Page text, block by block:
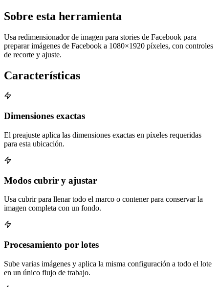
Sobre esta herramienta
Usa redimensionador de imagen para stories de Facebook para
preparar imágenes de Facebook a 1080×1920 píxeles, con controles
de recorte y ajuste.
Características
Dimensiones exactas
El preajuste aplica las dimensiones exactas en píxeles requeridas
para esta ubicación.
Modos cubrir y ajustar
Usa cubrir para llenar todo el marco o contener para conservar la
imagen completa con un fondo.
Procesamiento por lotes
Sube varias imágenes y aplica la misma configuración a todo el lote
en un único flujo de trabajo.